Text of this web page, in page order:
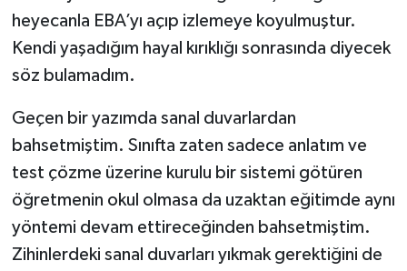
heyecanla EBA’yı açıp izlemeye koyulmuştur.
Kendi yaşadığım hayal kırıklığı sonrasında diyecek
söz bulamadım.
Geçen bir yazımda sanal duvarlardan
bahsetmiştim. Sınıfta zaten sadece anlatım ve
test çözme üzerine kurulu bir sistemi götüren
öğretmenin okul olmasa da uzaktan eğitimde aynı
yöntemi devam ettireceğinden bahsetmiştim.
Zihinlerdeki sanal duvarları yıkmak gerektiğini de